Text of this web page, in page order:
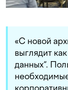
«С новой
выглядит
данных“.